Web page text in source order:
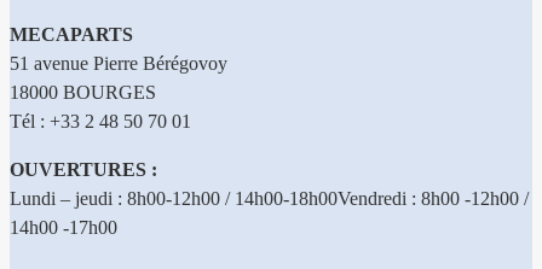
MECAPARTS
51 avenue Pierre Bérégovoy
18000 BOURGES
Tél : +33 2 48 50 70 01
OUVERTURES :
Lundi – jeudi : 8h00-12h00 / 14h00-18h00Vendredi : 8h00 -12h00 /
14h00 -17h00